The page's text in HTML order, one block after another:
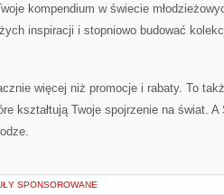
kompendium w świecie
inspiracji i stopniowo budować
więcej niż promocje i rabaty. To
kształtują Twoje spojrzenie na świat. A
SPONSOROWANE